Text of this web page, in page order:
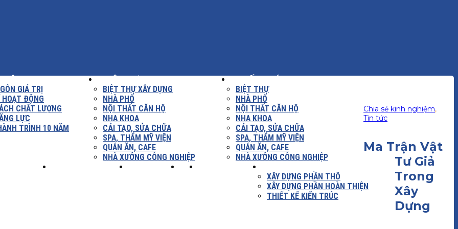
GIÁ TRỊ
HOẠT ĐỘNG
CHẤT LƯỢNG
LỰC
TRÌNH 10 NĂM
BIỆT THỰ XÂY DỰNG
NHÀ PHỐ
NỘI THẤT CĂN HỘ
NHA KHOA
CẢI TẠO, SỬA CHỮA
SPA, THẨM MỸ VIỆN
QUÁN ĂN, CAFE
NHÀ XƯỞNG CÔNG NGHIỆP
BIỆT THỰ
NHÀ PHỐ
NỘI THẤT CĂN HỘ
NHA KHOA
CẢI TẠO, SỬA CHỮA
SPA, THẨM MỸ VIỆN
QUÁN ĂN, CAFE
NHÀ XƯỞNG CÔNG NGHIỆP
XÂY DỰNG PHẦN THÔ
XÂY DỰNG PHẦN HOÀN THIỆN
THIẾT KẾ KIẾN TRÚC
Chia sẻ kinh nghiệm,
Tin tức
Ma Trận Vật
Tư Giả
Trong
Xây
Dựng